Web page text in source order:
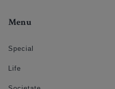
Menu
Special
Life